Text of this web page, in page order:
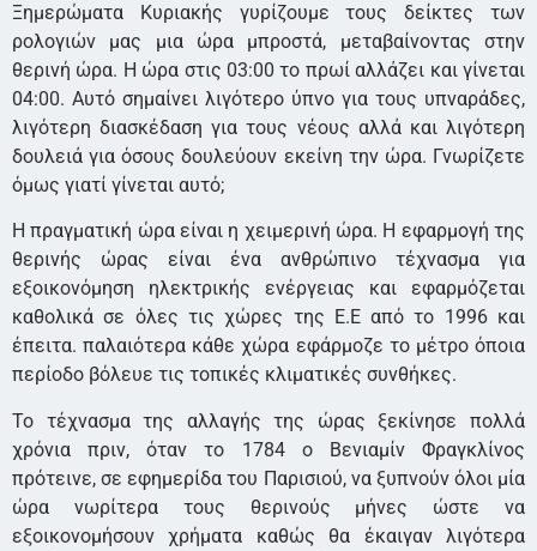
Ξημερώματα Κυριακής γυρίζουμε τους δείκτες των
ρολογιών μας μια ώρα μπροστά, μεταβαίνοντας στην
θερινή ώρα. Η ώρα στις 03:00 το πρωί αλλάζει και γίνεται
04:00. Αυτό σημαίνει λιγότερο ύπνο για τους υπναράδες,
λιγότερη διασκέδαση για τους νέους αλλά και λιγότερη
δουλειά για όσους δουλεύουν εκείνη την ώρα. Γνωρίζετε
όμως γιατί γίνεται αυτό;
Η πραγματική ώρα είναι η χειμερινή ώρα. Η εφαρμογή της
θερινής ώρας είναι ένα ανθρώπινο τέχνασμα για
εξοικονόμηση ηλεκτρικής ενέργειας και εφαρμόζεται
καθολικά σε όλες τις χώρες της Ε.Ε από το 1996 και
έπειτα. παλαιότερα κάθε χώρα εφάρμοζε το μέτρο όποια
περίοδο βόλευε τις τοπικές κλιματικές συνθήκες.
Το τέχνασμα της αλλαγής της ώρας ξεκίνησε πολλά
χρόνια πριν, όταν το 1784 ο Βενιαμίν Φραγκλίνος
πρότεινε, σε εφημερίδα του Παρισιού, να ξυπνούν όλοι μία
ώρα νωρίτερα τους θερινούς μήνες ώστε να
εξοικονομήσουν χρήματα καθώς θα έκαιγαν λιγότερα